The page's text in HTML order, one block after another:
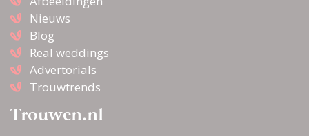
Nieuws
Blog
Real weddings
Advertorials
Trouwtrends
Trouwen.nl